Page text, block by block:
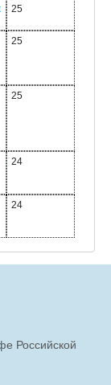
25
25
25
24
24
Российской